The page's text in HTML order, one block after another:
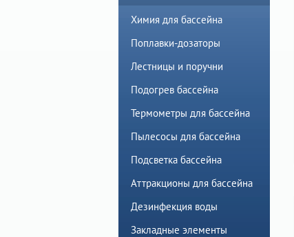
Химия для бассейна
Поплавки-дозаторы
Лестницы и поручни
Подогрев бассейна
Термометры для бассейна
Пылесосы для бассейна
Подсветка бассейна
Аттракционы для бассейна
Дезинфекция воды
Закладные элементы